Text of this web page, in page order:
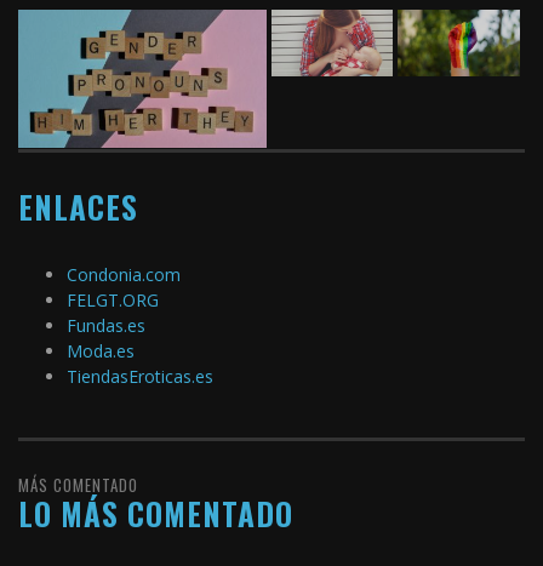
ENLACES
Condonia.com
FELGT.ORG
Fundas.es
Moda.es
TiendasEroticas.es
MÁS COMENTADO
LO MÁS COMENTADO